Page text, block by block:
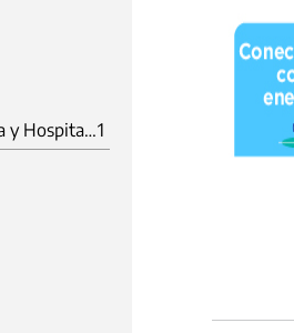
Educación Domiciliaria y Hospitalaria1